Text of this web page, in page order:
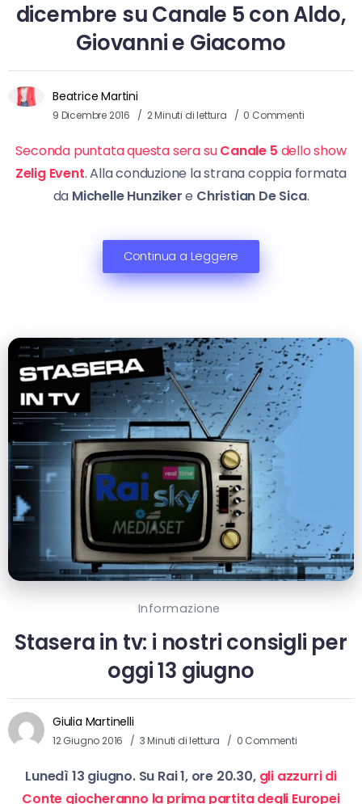
dicembre su Canale 5 con Aldo,
Giovanni e Giacomo
Beatrice Martini
9 Dicembre 2016 2 Minuti di lettura 0 Commenti
Seconda puntata questa sera suCanale 5 dello show
Zelig Event. Alla conduzione la strana coppia formata
da Michelle Hunzikere Christian De Sica.
Continua a Leggere
Informazione
Stasera in tv: i nostri consigli per
oggi 13 giugno
Giulia Martinelli
12 Giugno 2016 3 Minuti di lettura 0 Commenti
Lunedì 13 giugno. Su Rai 1, ore 20.30, gli azzurri di
Conte giocheranno la prima partita degli Europei